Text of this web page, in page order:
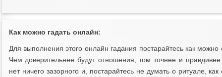
Как можно гадать онлайн:
Для выполнения этого онлайн гадания постарайтесь как можно
Чем доверительнее будут отношения, том точнее и правдивее
нет ничего зазорного и, постарайтесь не думать о ритуале,